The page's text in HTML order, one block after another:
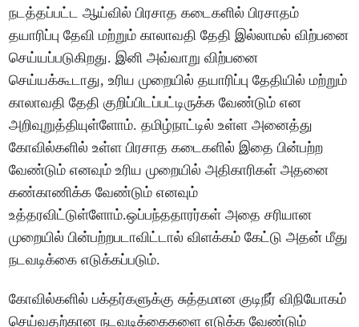
நடத்தப்பட்ட ஆய்வில் பிரசாத கடைகளில் பிரசாதம்
தயாரிப்பு தேவி மற்றும் காலாவதி தேதி இல்லாமல் விற்பனை
செய்யப்படுகிறது. இனி அவ்வாறு விற்பனை
செய்யக்கூடாது, உரிய முறையில் தயாரிப்பு தேதியில் மற்றும்
காலாவதி தேதி குறிப்பிடப்பட்டிருக்க வேண்டும் என
அறிவுறுத்தியுள்ளோம். தமிழ்நாட்டில் உள்ள அனைத்து
கோவில்களில் உள்ள பிரசாத கடைகளில் இதை பின்பற்ற
வேண்டும் எனவும் உரிய முறையில் அதிகாரிகள் அதனை
கண்காணிக்க வேண்டும் எனவும்
உத்தரவிட்டுள்ளோம்.ஒப்பந்ததாரர்கள் அதை சரியான
முறையில் பின்பற்றபடாவிட்டால் விளக்கம் கேட்டு அதன் மீது
நடவடிக்கை எடுக்கப்படும்.
கோவில்களில் பக்தர்களுக்கு சுத்தமான குடிநீர் விநியோகம்
செய்வதற்கான நடவடிக்கைகளை எடுக்க வேண்டும்